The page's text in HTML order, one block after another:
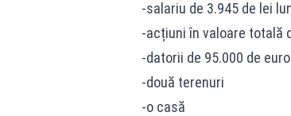
-salariu de 3.945 de lei
-acțiuni în valoare totală
-datorii de 95.000 de
-două terenuri
-o casă